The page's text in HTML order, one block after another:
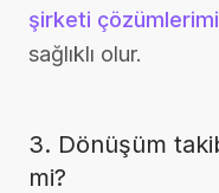
şirketi
sağlıklı olur.
3. Dönüşüm
mi?